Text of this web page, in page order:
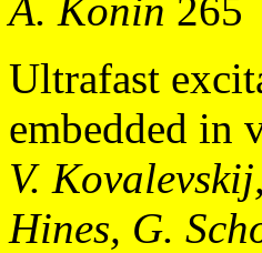
A. Konin 265
Ultrafast
embedded in
V.
Hines, G.